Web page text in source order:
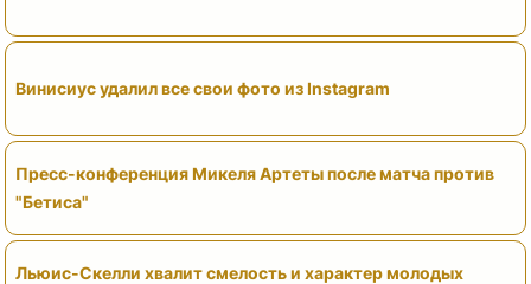
Винисиус удалил все свои фото из Instagram
Пресс-конференция Микеля Артеты после матча против
"Бетиса"
Льюис-Скелли хвалит смелость и характер молодых